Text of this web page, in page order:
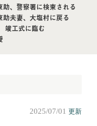
、警察署に検束される
夫妻、大塩村に戻る
竣工式に臨む
2025/07/01 更新